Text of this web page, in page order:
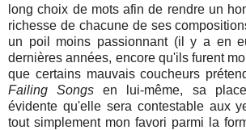
long choix de mots afin de rendre un
richesse de chacune de ses
un poil moins passionnant (il y a en
dernières années, encore qu'ils furent
que certains mauvais coucheurs
Failing Songs en lui-même, sa
évidente qu'elle sera contestable aux
tout simplement mon favori parmi la